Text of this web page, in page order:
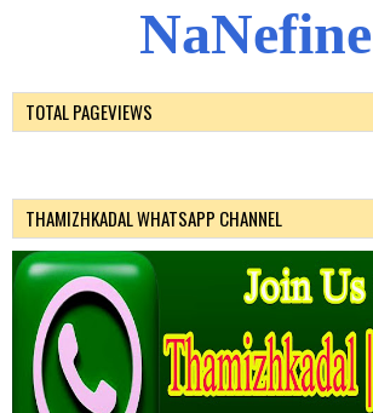
NaNefine
TOTAL PAGEVIEWS
THAMIZHKADAL WHATSAPP CHANNEL